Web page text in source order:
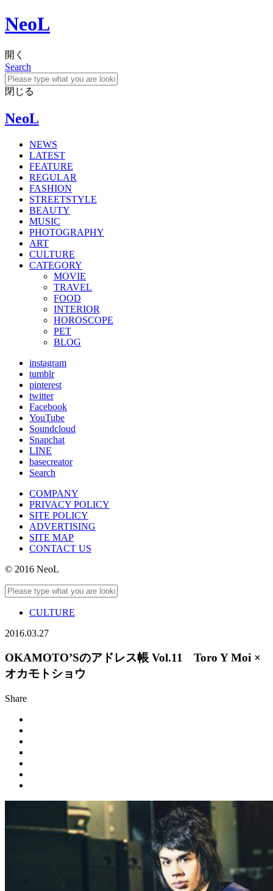
NeoL
開く
Search
閉じる
NeoL
NEWS
LATEST
FEATURE
REGULAR
FASHION
STREETSTYLE
BEAUTY
MUSIC
PHOTOGRAPHY
ART
CULTURE
CATEGORY
MOVIE
TRAVEL
FOOD
INTERIOR
HOROSCOPE
PET
BLOG
instagram
tumblr
pinterest
twitter
Facebook
YouTube
Soundcloud
Snapchat
LINE
basecreator
Search
COMPANY
PRIVACY POLICY
SITE POLICY
ADVERTISING
SITE MAP
CONTACT US
© 2016 NeoL
CULTURE
2016.03.27
OKAMOTO’Sのアドレス帳 Vol.11 Toro Y Moi ×
オカモトショウ
Share